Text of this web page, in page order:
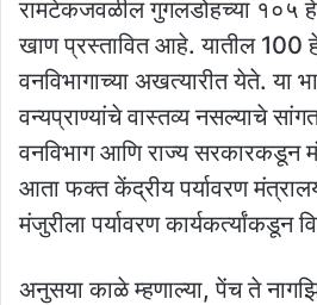
रामटेकजवळील गुगलडोहच्या १०५
खाण प्रस्तावित आहे. यातील 100
वनविभागाच्या अखत्यारीत येते. या
वन्यप्राण्यांचे वास्तव्य नसल्याचे
वनविभाग आणि राज्य सरकारकडून
आता फक्त केंद्रीय पर्यावरण
मंजुरीला पर्यावरण कार्यकर्त्यांकडून
अनुसया काळे म्हणाल्या, पेंच ते